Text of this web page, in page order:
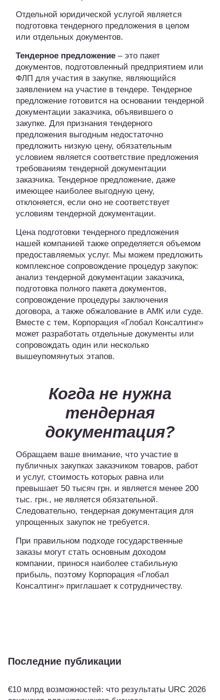
Отдельной юридической услугой является
подготовка тендерного предложения в целом
или отдельных документов.
Тендерное предложение – это пакет
документов, подготовленный предприятием или
ФЛП для участия в закупке, являющийся
заявлением на участие в тендере. Тендерное
предложение готовится на основании тендерной
документации заказчика, объявившего о
закупке. Для признания тендерного
предложения выгодным недостаточно
предложить низкую цену, обязательным
условием является соответствие предложения
требованиям тендерной документации
заказчика. Тендерное предложение, даже
имеющее наиболее выгодную цену,
отклоняется, если оно не соответствует
условиям тендерной документации.
Цена подготовки тендерного предложения
нашей компанией также определяется объемом
предоставляемых услуг. Мы можем предложить
комплексное сопровождение процедур закупок:
анализ тендерной документации заказчика,
подготовка полного пакета документов,
сопровождение процедуры заключения
договора, а также обжалование в АМК или суде.
Вместе с тем, Корпорация «Глобал Консалтинг»
может разработать отдельные документы или
сопровождать один или несколько
вышеупомянутых этапов.
Когда не нужна
тендерная
документация?
Обращаем ваше внимание, что участие в
публичных закупках заказчиком товаров, работ
и услуг, стоимость которых равна или
превышает 50 тысяч грн. и является менее 200
тыс. грн., не является обязательной.
Следовательно, тендерная документация для
упрощенных закупок не требуется.
При правильном подходе государственные
заказы могут стать основным доходом
компании, принося наиболее стабильную
прибыль, поэтому Корпорация «Глобал
Консалтинг» приглашает к сотрудничеству.
Последние публикации
€10 млрд возможностей: что результаты URC 2026